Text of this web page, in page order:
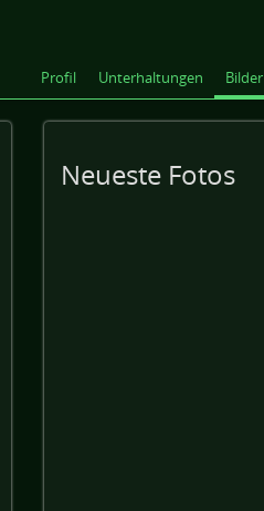
Profil Unterhaltungen Bilder
Neueste Fotos